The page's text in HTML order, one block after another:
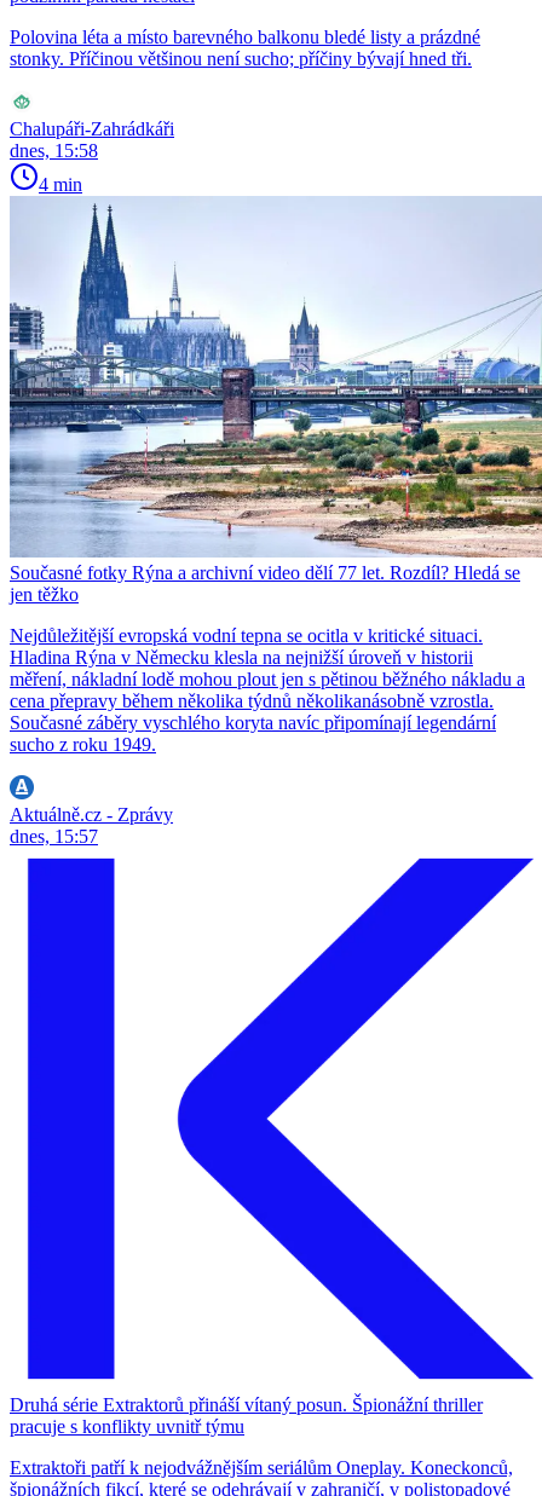
Polovina léta a místo barevného balkonu bledé listy a prázdné
stonky. Příčinou většinou není sucho; příčiny bývají hned tři.
Chalupáři-Zahrádkáři
dnes, 15:58
4 min
Současné fotky Rýna a archivní video dělí 77 let. Rozdíl? Hledá se
jen těžko
Nejdůležitější evropská vodní tepna se ocitla v kritické situaci.
Hladina Rýna v Německu klesla na nejnižší úroveň v historii
měření, nákladní lodě mohou plout jen s pětinou běžného nákladu a
cena přepravy během několika týdnů několikanásobně vzrostla.
Současné záběry vyschlého koryta navíc připomínají legendární
sucho z roku 1949.
Aktuálně.cz - Zprávy
dnes, 15:57
Druhá série Extraktorů přináší vítaný posun. Špionážní thriller
pracuje s konflikty uvnitř týmu
Extraktoři patří k nejodvážnějším seriálům Oneplay. Koneckonců,
špionážních fikcí, které se odehrávají v zahraničí, v polistopadové